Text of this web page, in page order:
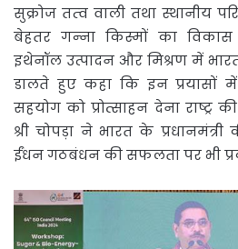
सुक्रोज तत्‍व वाली तथा स्थानीय
बेहतर गन्‍ना किस्मों का
इथेनॉल उत्पादन और मिश्रण में
डालते हुए कहा कि इन प्रयासों में
सहयोग को प्रोत्साहन देना राष्ट्र की
श्री चोपड़ा ने भारत के
ईंधन गठबंधन की सफलता पर भी